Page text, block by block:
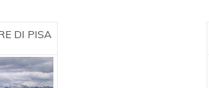
DI PISA